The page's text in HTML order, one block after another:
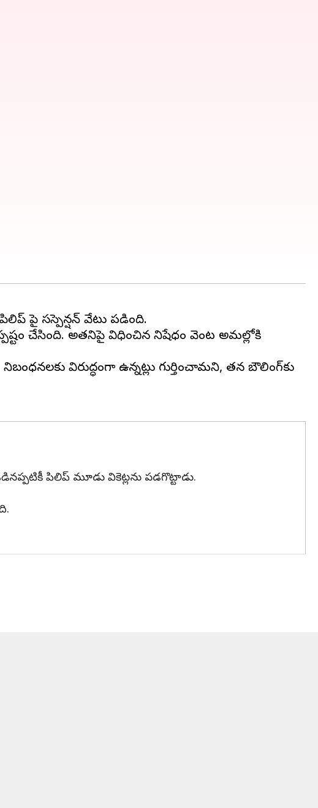
పై సస్పెన్షన్ వేటు పడింది.
చేసింది. అతనిపై విధించిన నిషేధం వెంటనే అమల్లోకి
విరుద్ధంగా ఉన్నట్లు గుర్తించామని, తన బౌలింగ్‌కు
పిలిప్ మూడు వికెట్లను పడగొట్టాడు.